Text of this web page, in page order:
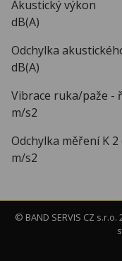
dB(A)
Odchylka
dB(A)
Vibrace ruka/
m/s2
Odchylka
m/s2
© BAND SERVIS CZ